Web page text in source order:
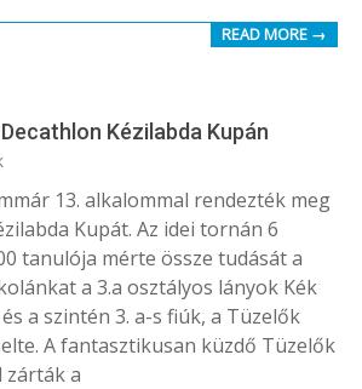
READ MORE →
Kézilabda Kupán
13. alkalommal rendezték meg
Kupát. Az idei tornán 6
tanulója mérte össze tudását a
a 3.a osztályos lányok Kék
a szintén 3. a-s fiúk, a Tüzelők
A fantasztikusan küzdő Tüzelők
zárták a